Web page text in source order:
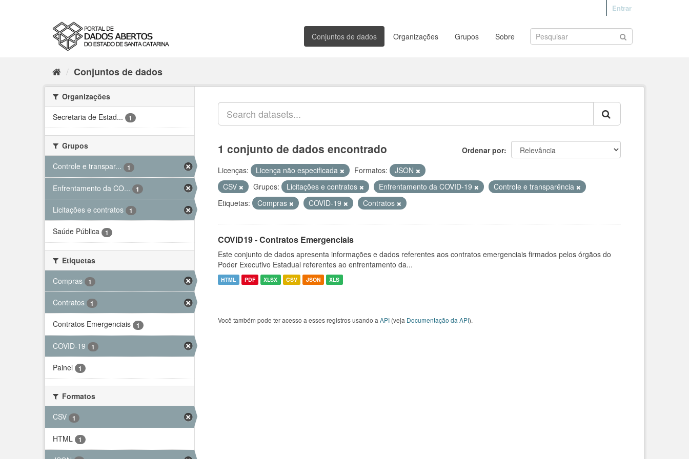
Entrar
Conjuntos de dados Organizações Grupos Sobre
Conjuntos de dados
Organizações
Secretaria de Estad...
1
Grupos
Controle e transpar...
1
Enfrentamento da CO... 1
Licitações e contratos 1
Saúde Pública 1
Etiquetas
Compras
1
Contratos 1
Contratos Emergenciais 1
COVID-19 1
Painel 1
Formatos
CSV
1
HTML 1
Ordenar por
1 conjunto de dados encontrado
Licenças: Licença não especificada Formatos:
JSON
CSV
Grupos: Licitações e contratos Enfrentamento da COVID-19
Controle e transparência
Etiquetas:
Compras COVID-19 Contratos
COVID19 - Contratos Emergenciais
Este conjunto de dados apresenta informações e dados referentes aos contratos emergenciais firmados pelos órgãos do
Poder Executivo Estadual referentes ao enfrentamento da...
HTML PDF XLSX CSV JSON XLS
Você também pode ter acesso a esses registros usando a API (veja Documentação da API).